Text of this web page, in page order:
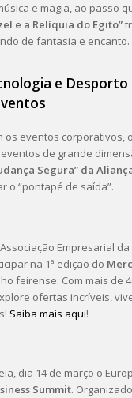
e magia, ao passo
e a Relíquia do Egito”
de fantasia e encanto.
e Desporto
os eventos corporativos,
de grande
Segura” da
o “pontapé de saída”.
Empresarial
na 1ª edição do
feirense. Com mais de
ofertas incríveis,
Saiba mais aqui!
dia 14 de março o
Summit.